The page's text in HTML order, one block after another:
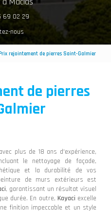
69 02 29
nous
rejointement de pierres Saint-Galmier
de pierres
plus de 18 ans d'expérience,
le nettoyage de façade,
et la durabilité de vos
de murs extérieurs est
, garantissant un résultat visuel
durée. En outre, Kayaci excelle
finition impeccable et un style